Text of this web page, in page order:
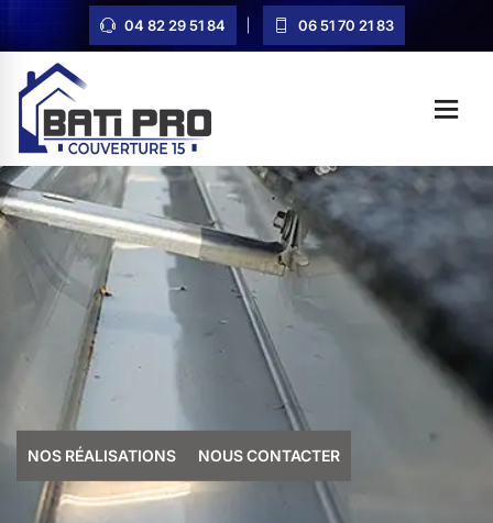
04 82 29 51 84 06 51 70 21 83
NOS RÉALISATIONS NOUS CONTACTER